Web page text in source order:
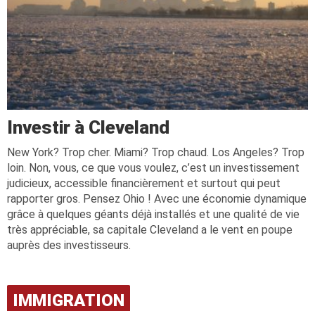
Investir à Cleveland
New York? Trop cher. Miami? Trop chaud. Los Angeles? Trop
loin. Non, vous, ce que vous voulez, c’est un investissement
judicieux, accessible financièrement et surtout qui peut
rapporter gros. Pensez Ohio ! Avec une économie dynamique
grâce à quelques géants déjà installés et une qualité de vie
très appréciable, sa capitale Cleveland a le vent en poupe
auprès des investisseurs.
IMMIGRATION